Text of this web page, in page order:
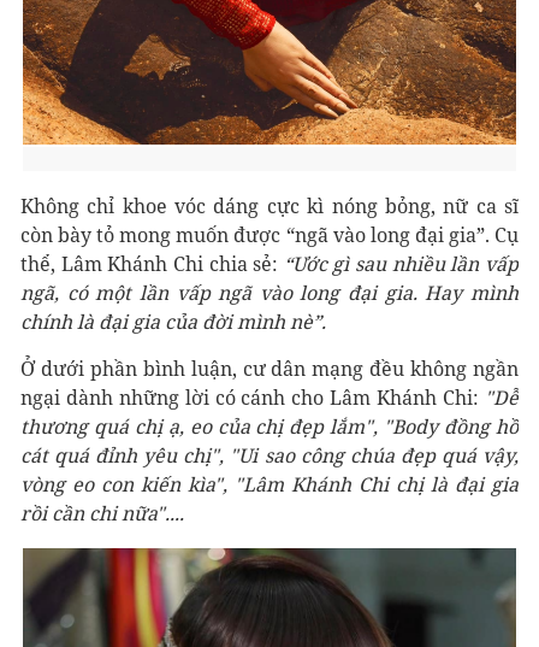
Không chỉ khoe vóc dáng cực kì nóng bỏng, nữ ca sĩ
còn bày tỏ mong muốn được “ngã vào long đại gia”. Cụ
thể, Lâm Khánh Chi chia sẻ: “Ước gì sau nhiều lần vấp
ngã, có một lần vấp ngã vào long đại gia. Hay mình
chính là đại gia của đời mình nè”.
Ở dưới phần bình luận, cư dân mạng đều không ngần
ngại dành những lời có cánh cho Lâm Khánh Chi: "Dễ
thương quá chị ạ, eo của chị đẹp lắm", "Body đồng hồ
cát quá đỉnh yêu chị", "Ui sao công chúa đẹp quá vậy,
vòng eo con kiến kìa", "Lâm Khánh Chi chị là đại gia
rồi cần chi nữa"....